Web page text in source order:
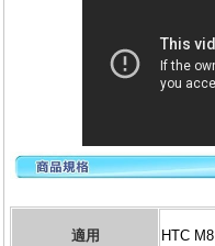
適用 HTC M8